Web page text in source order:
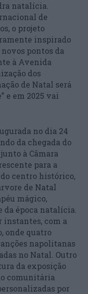
natalícia.
de
o projeto
inspirado
pontos da
à Avenida
dos
de Natal será
e em 2025 vai
no dia 24
da chegada do
à Câmara
para a
centro histórico,
de Natal
mágico,
da época natalícia.
instantes, com a
onde quatro
napolitanas
no Natal. Outro
da exposição
comunitária
por